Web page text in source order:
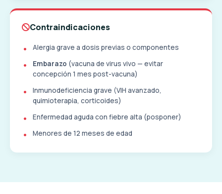
Contraindicaciones
Alergia grave a dosis previas o componentes
Embarazo (vacuna de virus vivo — evitar
concepción 1 mes post-vacuna)
Inmunodeficiencia grave (VIH avanzado,
quimioterapia, corticoides)
Enfermedad aguda con fiebre alta (posponer)
Menores de 12 meses de edad